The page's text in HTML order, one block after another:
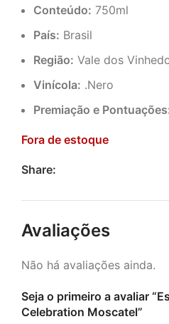
Conteúdo: 750ml
País: Brasil
Região: Vale dos
Vinícola: .Nero
Premiação e
Fora de estoque
Share:
Avaliações
Não há avaliações ainda.
Seja o primeiro a avaliar
Celebration Moscatel”